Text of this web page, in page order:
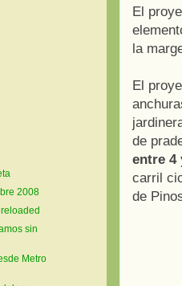
El
la
El
de
entre 4
carril
de
2008
sin
Metro